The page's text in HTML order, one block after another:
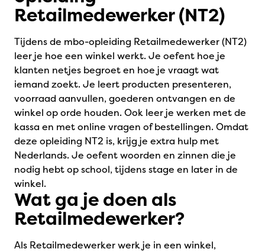
Retailmedewerker (NT2)
Tijdens de mbo-opleiding Retailmedewerker (NT2)
leer je hoe een winkel werkt. Je oefent hoe je
klanten netjes begroet en hoe je vraagt wat
iemand zoekt. Je leert producten presenteren,
voorraad aanvullen, goederen ontvangen en de
winkel op orde houden. Ook leer je werken met de
kassa en met online vragen of bestellingen. Omdat
deze opleiding NT2 is, krijg je extra hulp met
Nederlands. Je oefent woorden en zinnen die je
nodig hebt op school, tijdens stage en later in de
winkel.
Wat ga je doen als
Retailmedewerker?
Als Retailmedewerker werk je in een winkel,